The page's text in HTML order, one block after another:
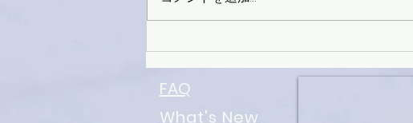
ウン
FAQ
What's New